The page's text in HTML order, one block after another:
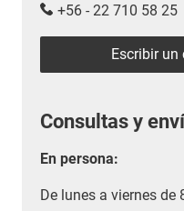
+56 - 22 710 58 25
Escribir un
Consultas y
En persona:
De lunes a viernes de